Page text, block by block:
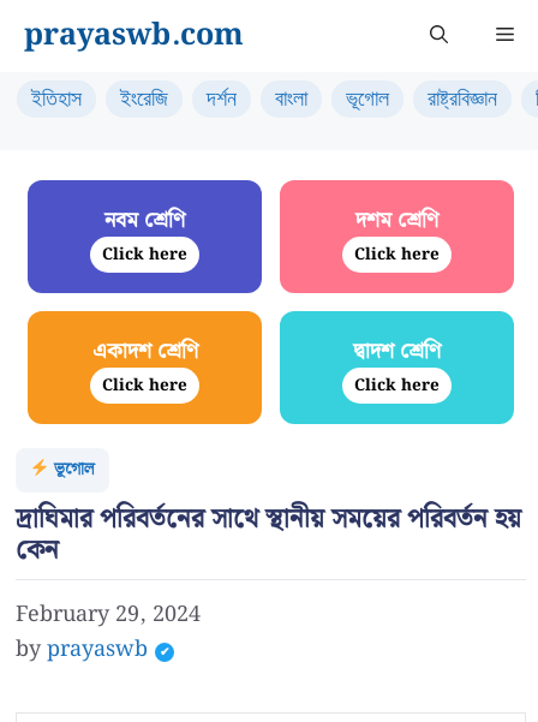
content
prayaswb.com
ইতিহাস ইংরেজি দর্শন বাংলা ভূগোল রাষ্ট্রবিজ্ঞান
নবম শ্রেণি
Click here
দশম শ্রেণি
Click here
একাদশ শ্রেণি
Click here
দ্বাদশ শ্রেণি
Click here
ভূগোল
দ্রাঘিমার পরিবর্তনের সাথে স্থানীয় সময়ের পরিবর্তন হয়
কেন
February 29, 2024
byprayaswb